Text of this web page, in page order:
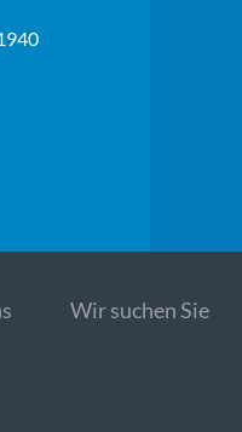
Wir suchen Sie